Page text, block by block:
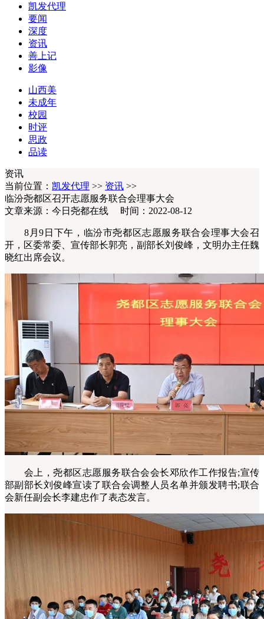
凯发代理
要闻
深度
资讯
善上记
影像
山西美
未成年
校园
时评
思政
品读
资讯
当前位置： 凯发代理 >> 资讯 >>
临汾尧都区召开志愿服务联合会理事大会
文章来源：今日尧都在线 时间：2022-08-12
8月9日下午，临汾市尧都区志愿服务联合会理事大会召
开，区委常委、宣传部长郭亮，副部长刘俊峰，文明办主任魏
晓红出席会议。
会上，尧都区志愿服务联合会会长邓欣作工作报告;宣传
部副部长刘俊峰宣读了联合会调整人员名单并颁发聘书;联合
会新任副会长李建忠作了表态发言。